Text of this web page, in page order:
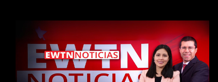
con paradero desconocido.